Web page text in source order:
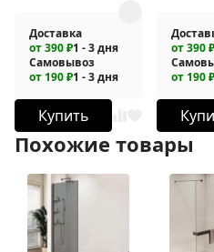
Доставка
от 390 ₽1 - 3 дня
Самовывоз
от 190 ₽1 - 3 дня
Купить
от 390 ₽
от 190 ₽
Похожие товары